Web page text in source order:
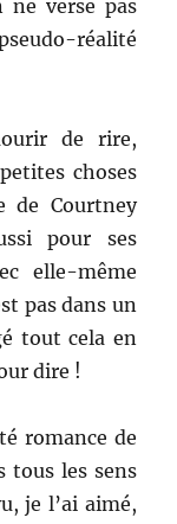
verse pas
réalité
de rire,
choses
de Courtney
pour ses
elle-même
pas dans un
tout cela en
dire !
romance de
tous les sens
je l’ai aimé,